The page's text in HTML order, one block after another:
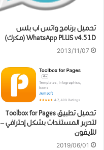
تحميل برنامج واتس اب بلس
WhatsApp PLUS v4.51D (مكرك)
2013/11/07
تحميل ﺗﻄﺒﻴﻖ Toolbox for Pages
لتحرير المستندات بشكل إحترافي –
للآيفون
2019/06/01